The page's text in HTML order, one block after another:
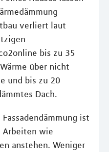
verliert laut
bis zu 35
über nicht
und bis zu 20
Dach.
ist
Arbeiten wie
anstehen. Weniger